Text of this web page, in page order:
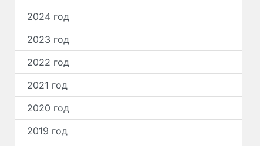
2024 год
2023 год
2022 год
2021 год
2020 год
2019 год